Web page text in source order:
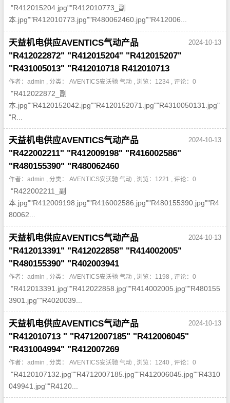
"R412015204.jpg""R412010773_副
本.jpg""R412010773.jpg""R480062460.jpg""R412006...
2024-10-13
天益机电供应AVENTICS气动产品
"R412022872" "R412015204" "R412015207"
"R431005013" "R412010718 R412010713
作者：admin , 分类： AVENTICS安沃驰 气动 , 浏览：1234 , 评论：0
"R412022872_副
本.jpg""R4120152042.jpg""R4120152071.jpg""R4310050131.jpg"
"R...
2024-10-13
天益机电供应AVENTICS气动产品
"R422002211" "R412009198" "R416002586"
"R480155390" "R480062460
作者：admin , 分类： AVENTICS安沃驰 气动 , 浏览：1221 , 评论：0
"R422002211_副
本.jpg""R412009198.jpg""R416002586.jpg""R480155390.jpg""R4
80062...
2024-10-13
天益机电供应AVENTICS气动产品
"R412013391" "R412022858" "R414002005"
"R480155390" "R402003941
作者：admin , 分类： AVENTICS安沃驰 气动 , 浏览：1198 , 评论：0
"R412013391.jpg""R412022858.jpg""R414002005.jpg""R480155
3901.jpg""R4020039...
2024-10-13
天益机电供应AVENTICS气动产品
"R412010713 " "R4712007185" "R412006045"
"R431004994" "R412007269
作者：admin , 分类： AVENTICS安沃驰 气动 , 浏览：1240 , 评论：0
"R4120107132.jpg""R4712007185.jpg""R412006045.jpg""R4310
049941.jpg""R4120...